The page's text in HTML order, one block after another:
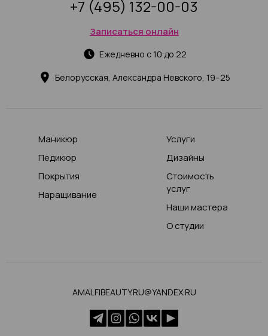
Белорусская, Александра Невского, 19–25
Ежедневно с 10 до 22
Записаться онлайн
+7 (495) 132-00-03
Маникюр
Педикюр
Покрытия
Наращивание
Услуги
Дизайны
Стоимость
услуг
Наши мастера
О студии
AMALFIBEAUTY.RU@YANDEX.RU